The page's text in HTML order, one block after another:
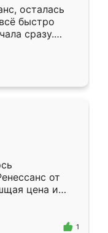
осталась
быстро
сразу.
подошёл к
Собрали
даже
от
цена и
Приехавший
1